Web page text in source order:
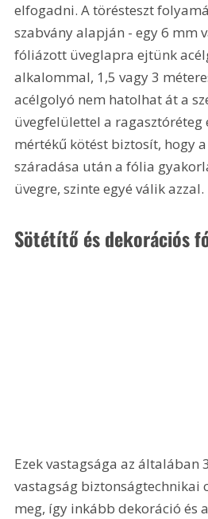
elfogadni. A törésteszt
szabvány alapján - egy 6 mm
fóliázott üveglapra ejtünk
alkalommal, 1,5 vagy 3
acélgolyó nem hatolhat át a
üvegfelülettel a
mértékű kötést biztosít, hogy
száradása után a fólia
üvegre, szinte egyé válik azzal.
Sötétítő és dekorációs
Ezek vastagsága az általában
vastagság biztonságtechnikai
meg, így inkább dekoráció és